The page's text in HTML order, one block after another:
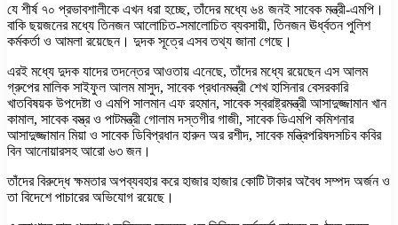
যে শীর্ষ ৭০ প্রভাবশালীকে এখন ধরা হচ্ছে, তাঁদের মধ্যে ৬৪ জনই সাবেক মন্ত্রী-এমপি।
বাকি ছয়জনের মধ্যে তিনজন আলোচিত-সমালোচিত ব্যবসায়ী, তিনজন ঊর্ধ্বতন পুলিশ
কর্মকর্তা ও আমলা রয়েছেন। দুদক সূত্রে এসব তথ্য জানা গেছে।
এরই মধ্যে দুদক যাদের তদন্তের আওতায় এনেছে, তাঁদের মধ্যে রয়েছেন এস আলম
গ্রুপের মালিক সাইফুল আলম মাসুদ, সাবেক প্রধানমন্ত্রী শেখ হাসিনার বেসরকারি
খাতবিষয়ক উপদেষ্টা ও এমপি সালমান এফ রহমান, সাবেক স্বরাষ্ট্রমন্ত্রী আসাদুজ্জামান খান
কামাল, সাবেক বস্ত্র ও পাটমন্ত্রী গোলাম দস্তগীর গাজী, সাবেক ডিএমপি কমিশনার
আসাদুজ্জামান মিয়া ও সাবেক ডিবিপ্রধান হারুন অর রশীদ, সাবেক মন্ত্রিপরিষদসচিব কবির
বিন আনোয়ারসহ আরো ৬৩ জন।
তাঁদের বিরুদ্ধে ক্ষমতার অপব্যবহার করে হাজার হাজার কোটি টাকার অবৈধ সম্পদ অর্জন ও
তা বিদেশে পাচারের অভিযোগ রয়েছে।